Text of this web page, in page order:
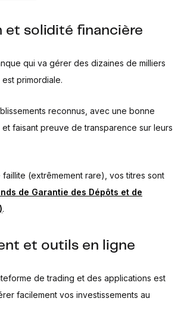
et solidité financière
qui va gérer des dizaines de milliers
primordiale.
reconnus, avec une bonne
faisant preuve de transparence sur leurs
(extrêmement rare), vos titres sont
de Garantie des Dépôts et de
.
et outils en ligne
de trading et des applications est
facilement vos investissements au